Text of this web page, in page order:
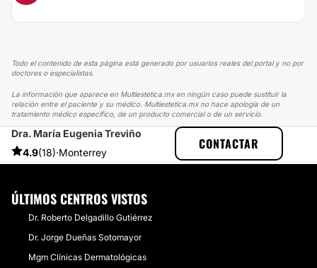
Todo el contenido de esta página está generado por usuarios reales del portal y no por
doctores o especialistas.
La información que aparece en Multiestetica.mx en ningún caso puede sustituir la
relación entre el paciente y su médico. Multiestetica.mx no hace apología de un
tratamiento médico específico, de un producto comercial o de un servicio.
Dra. María Eugenia Treviño
4.9(18)·Monterrey
CONTACTAR
MULTIESTETICA
EXPERIENCIAS
EXPERIENCIAS SOBRE MESOTERAPIA
¡¡AL FIN TENGO CINTURA!!
ÚLTIMOS CENTROS VISTOS
Dr. Roberto Delgadillo Gutiérrez
Dr. Jorge Dueñas Sotomayor
Mgm Clínicas Dermatológicas